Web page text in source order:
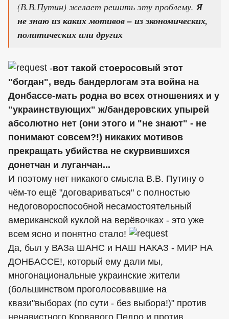
(В.В.Путин) желает решить эту проблему.Я
не знаю из каких мотивов – из экономических,
политических или других
-вот такой стоеросовый этот
"богдан", ведь бандерлогам эта война на
Донбассе-мать родна во всех отношениях и у
"украинствующих" ж/бандеровских упырей
абсолютно нет (они этого и "не знают" - не
понимают совсем?!) никаких мотивов
прекращать убийства не скурвившихся
донетчан и луганчан...
И поэтому нет никакого смысла В.В. Путину о
чём-то ещё "договариваться" с полностью
недоговороспособной несамостоятельный
американской куклой на верёвочках - это уже
всем ясно и понятно стало!
Да, был у ВАЗа ШАНС и НАШ НАКАЗ - МИР НА
ДОНБАССЕ!, который ему дали мы,
многонациональные украинские жители
(большинством проголосовавшие на
квази"выборах (по сути - без выбора!)" против